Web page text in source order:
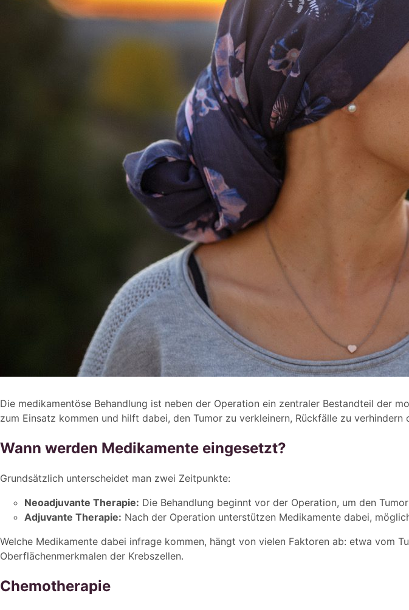
Die medikamentöse Behandlung ist neben der Operation ein zentraler Bestandteil der
zum Einsatz kommen und hilft dabei, den Tumor zu verkleinern, Rückfälle zu
Wann werden Medikamente eingesetzt?
Grundsätzlich unterscheidet man zwei Zeitpunkte:
Neoadjuvante Therapie: Die Behandlung beginnt vor der Operation, um den
Adjuvante Therapie: Nach der Operation unterstützen Medikamente dabei,
Welche Medikamente dabei infrage kommen, hängt von vielen Faktoren ab: etwa vom
Oberflächenmerkmalen der Krebszellen.
Chemotherapie